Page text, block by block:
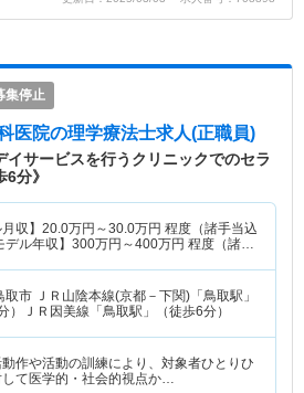
集停止
医院の理学療法士求人(正職員)
サービスを行うクリニックでのセラ
分》
収】 20.0万円～30.0万円 程度（諸手当込
ル年収】 300万円～400万円 程度（諸手
取市 ＪＲ山陰本線(京都－下関)「鳥取駅」
）ＪＲ因美線「鳥取駅」（徒歩6分）
動作や活動の訓練により、対象者ひとりひ
して医学的・社会的視点か…